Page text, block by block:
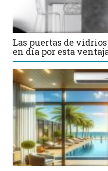
Las puertas de
en día por esta